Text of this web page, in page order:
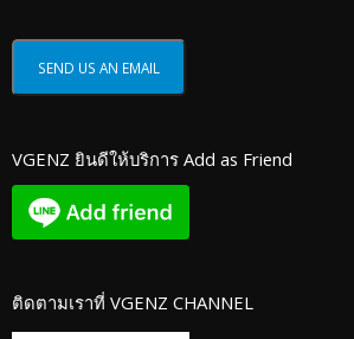
VGENZ ยินดีให้บริการ Add as Friend
ติดตามเราที่ VGENZ CHANNEL